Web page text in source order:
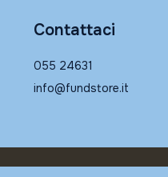
Contattaci
055 24631
info@fundstore.it